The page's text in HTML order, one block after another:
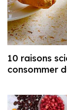
10 raisons
consommer